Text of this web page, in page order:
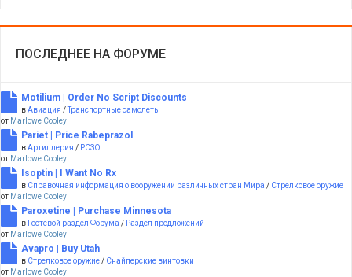
ПОСЛЕДНЕЕ НА ФОРУМЕ
Motilium | Order No Script Discounts
вАвиация /Транспортные самолеты
от Marlowe Cooley
Pariet | Price Rabeprazol
вАртиллерия / РСЗО
от Marlowe Cooley
Isoptin | I Want No Rx
в Справочная информация о вооружении различных стран Мира / Стрелковое оружие
от Marlowe Cooley
Paroxetine | Purchase Minnesota
в Гостевой раздел Форума / Раздел предложений
от Marlowe Cooley
Avapro | Buy Utah
в Стрелковое оружие/ Снайперские винтовки
от Marlowe Cooley